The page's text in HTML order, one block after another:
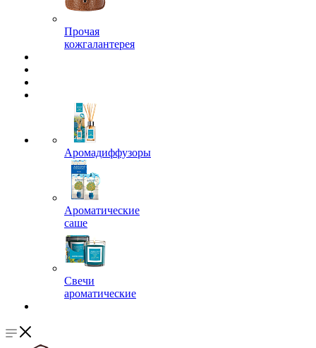
Прочая
кожгалантерея
Аромадиффузоры
Ароматические
саше
Свечи
ароматические